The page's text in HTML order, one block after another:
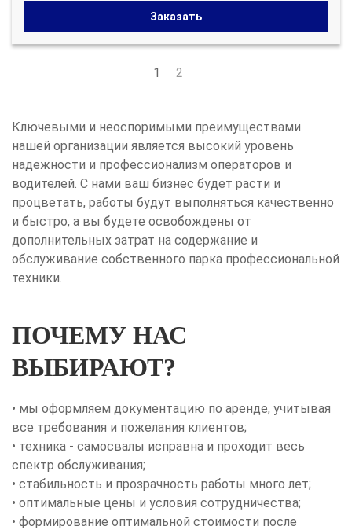
Заказать
1 2
Ключевыми и неоспоримыми преимуществами
нашей организации является высокий уровень
надежности и профессионализм операторов и
водителей. С нами ваш бизнес будет расти и
процветать, работы будут выполняться качественно
и быстро, а вы будете освобождены от
дополнительных затрат на содержание и
обслуживание собственного парка профессиональной
техники.
ПОЧЕМУ НАС
ВЫБИРАЮТ?
• мы оформляем документацию по аренде, учитывая
все требования и пожелания клиентов;
• техника - самосвалы исправна и проходит весь
спектр обслуживания;
• стабильность и прозрачность работы много лет;
• оптимальные цены и условия сотрудничества;
• формирование оптимальной стоимости после